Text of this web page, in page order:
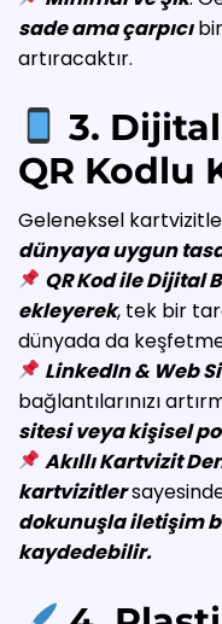
sade ama çarpıcı
artıracaktır.
3.
QR Kodlu
Geleneksel
dünyaya uygun
QR Kod ile Dijital
ekleyerek, tek bir
dünyada da
LinkedIn & Web
bağlantılarınızı
sitesi veya kişisel
Akıllı Kartvizit
kartvizitler
dokunuşla iletişim
kaydedebilir.